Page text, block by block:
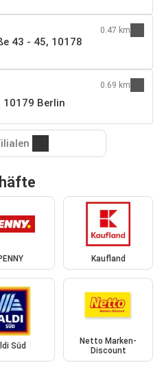
43 - 45, 10178
0.47 km
10179 Berlin
0.69 km
Kaufland
Süd
Netto Marken-
Discount